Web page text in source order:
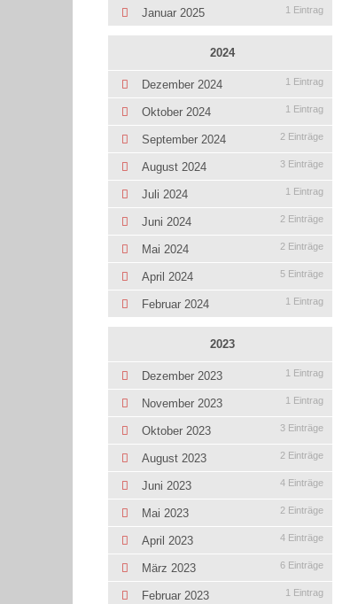
Januar 2025 1 Eintrag
2024
Dezember 2024 1 Eintrag
Oktober 2024 1 Eintrag
September 2024 2 Einträge
August 2024 3 Einträge
Juli 2024 1 Eintrag
Juni 2024 2 Einträge
Mai 2024 2 Einträge
April 2024 5 Einträge
Februar 2024 1 Eintrag
2023
Dezember 2023 1 Eintrag
November 2023 1 Eintrag
Oktober 2023 3 Einträge
August 2023 2 Einträge
Juni 2023 4 Einträge
Mai 2023 2 Einträge
April 2023 4 Einträge
März 2023 6 Einträge
Februar 2023 1 Eintrag